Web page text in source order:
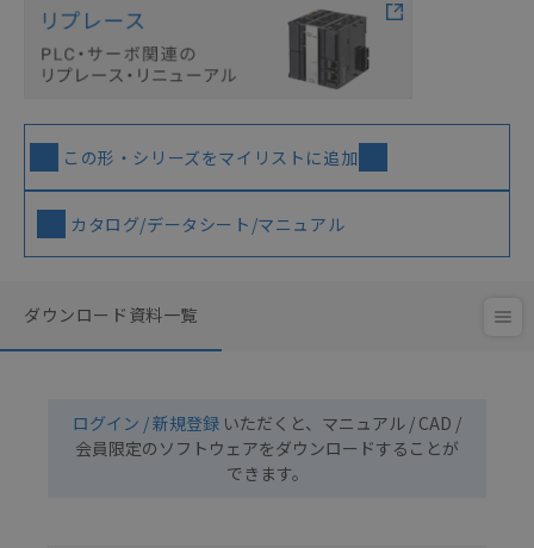
この形・シリーズをマイリストに追加
カタログ/データシート/マニュアル
ダウンロード資料一覧
ログイン / 新規登録 いただくと、マニュアル / CAD /
会員限定のソフトウェアをダウンロードすることが
できます。